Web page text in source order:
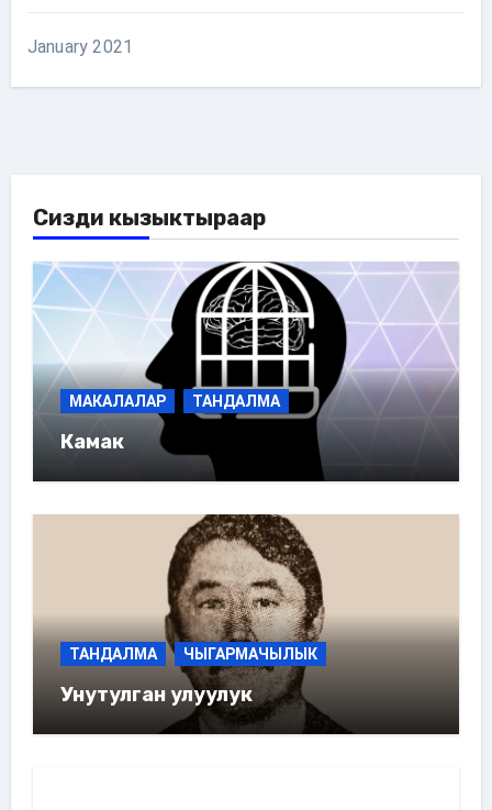
January 2021
Сизди кызыктыраар
МАКАЛАЛАР ТАНДАЛМА
Камак
ТАНДАЛМА ЧЫГАРМАЧЫЛЫК
Унутулган улуулук